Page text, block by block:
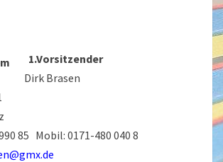
1.Vorsitzender
Dirk Brasen
85 Mobil: 0171-480 040 8